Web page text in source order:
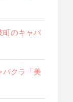
町のキャバ
バクラ「美